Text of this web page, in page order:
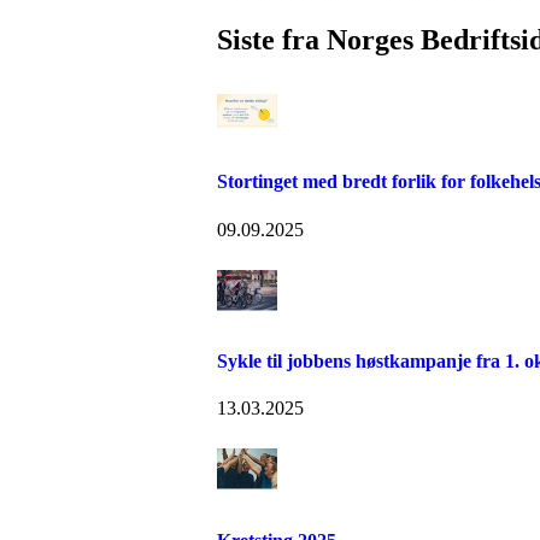
Siste fra Norges
Stortinget med bredt forlik for
09.09.2025
Sykle til jobbens høstkampanje fra 1.
13.03.2025